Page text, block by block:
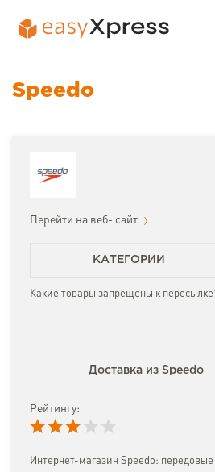
Speedo
Перейти на веб- сайт
КАТЕГОРИИ
Какие товары запрещены к
Доставка из Speedo
Рейтингу:
Интернет-магазин Speedo: передовые